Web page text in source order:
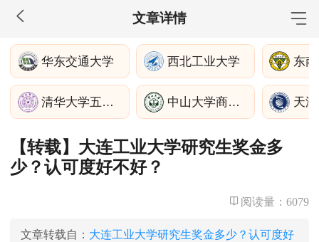
文章详情
MBA工商管理
院校库 考试报名 招生政策 学制学费
报名流程
考试真题
报考经验 招生简章
MEM工程管理
院校库 考试报名 招生政策
MPA公共管理
华东交通大学 西北工业大学 东
清华大学五道口金融学院 中山大学商学院 天
【转载】大连工业大学研究生奖金多
少？认可度好不好？
阅读量： 6079
文章转载自： 大连工业大学研究生奖金多少？认可度好